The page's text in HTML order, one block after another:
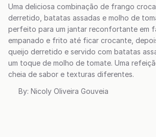
Uma deliciosa combinação de frango
derretido, batatas assadas e molho de
perfeito para um jantar reconfortante em
empanado e frito até ficar crocante,
queijo derretido e servido com batatas
um toque de molho de tomate. Uma
cheia de sabor e texturas diferentes.
By: Nicoly Oliveira Gouveia